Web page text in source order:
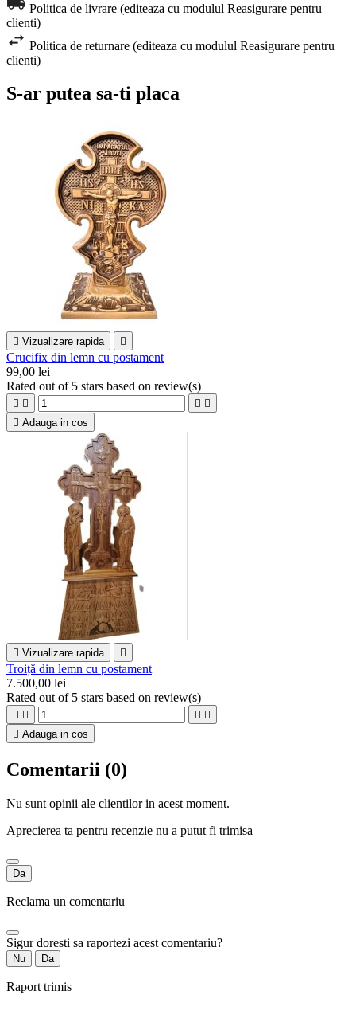
Politica de livrare (editeaza cu modulul Reasigurare pentru
clienti)
Politica de returnare (editeaza cu modulul Reasigurare pentru
clienti)
S-ar putea sa-ti placa
 Vizualizare rapida 
Crucifix din lemn cu postament
99,00 lei
Rated out of 5 stars based on review(s)
   
 Adauga in cos
 Vizualizare rapida 
Troiță din lemn cu postament
7.500,00 lei
Rated out of 5 stars based on review(s)
   
 Adauga in cos
Comentarii (0)
Nu sunt opinii ale clientilor in acest moment.
Aprecierea ta pentru recenzie nu a putut fi trimisa
Da
Reclama un comentariu
Sigur doresti sa raportezi acest comentariu?
Nu Da
Raport trimis